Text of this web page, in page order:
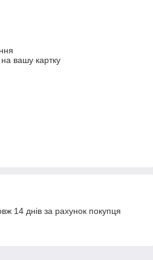
вашу картку
14 днів за рахунок покупця